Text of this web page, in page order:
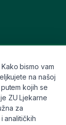
bismo vam
na našoj
kojih se
ZU Ljekarne
za
analitičkih